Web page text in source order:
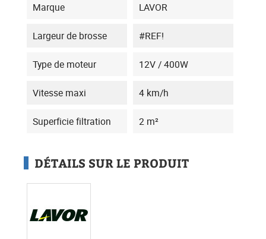
Marque LAVOR
Largeur de brosse #REF!
Type de moteur 12V / 400W
Vitesse maxi 4 km/h
Superficie filtration 2 m²
DÉTAILS SUR LE PRODUIT